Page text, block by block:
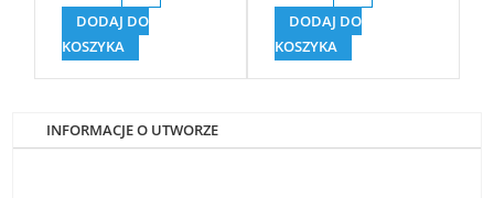
DODAJ DO
KOSZYKA
DODAJ DO
KOSZYKA
INFORMACJE O UTWORZE